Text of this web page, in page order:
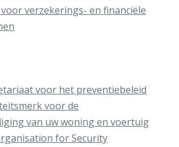
verzekerings- en financiële
voor het preventiebeleid
voor de
van uw woning en voertuig
for Security